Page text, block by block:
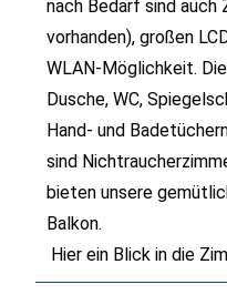
nach Bedarf sind
vorhanden), großen
WLAN-Möglichkeit.
Dusche, WC,
Hand- und
sind
bieten unsere
Balkon.
Hier ein Blick in die